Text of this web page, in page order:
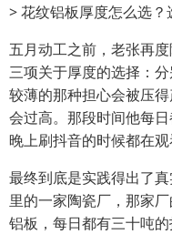
> 花纹铝板厚度怎么选
五月动工之前，老张再
三项关于厚度的选择：
较薄的那种担心会被压
会过高。那段时间他每
晚上刷抖音的时候都在观
最终到底是实践得出了
里的一家陶瓷厂，那家
铝板，每日都有三十吨